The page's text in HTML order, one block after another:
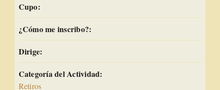
Cupo:
¿Cómo me inscribo?:
Dirige:
Categoría del Actividad:
Retiros